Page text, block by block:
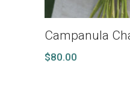
Campanula
$80.00